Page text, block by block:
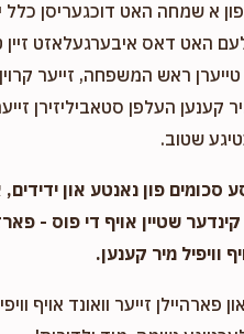
פון א שמחה האט דוכגעריסן
האט דאס איבערגעלאזט זיין
ראש המשפחה, זייער
קענען העלפן סטאביליזירן
שטוב.
פון נאנטע און
שטיין אויף די פוס -
וויפיל מיר קענען.
פארהיילן זייער וואונד אויף